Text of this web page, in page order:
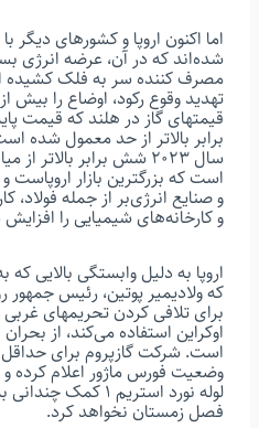
اما اکنون اروپا و کشورهای دیگر
شده‌اند که در آن، عرضه انرژی
مصرف کننده سر به فلک کشیده
تهدید وقوع رکود، اوضاع را
قیمتهای گاز در هلند که قیمت
برابر بالاتر از حد معمول شده
سال ۲۰۲۳ شش برابر
است که بزرگترین بازار
و صنایع انرژی‌بر از جمله
و کارخانه‌های شیمیایی را
اروپا به دلیل وابستگی بالایی
که ولادیمیر پوتین، رئیس جمهور
برای تلافی کردن تحریمهای
اوکراین استفاده می‌کند، از
است. شرکت گازپروم برای حداقل
وضعیت فورس ماژور اعلام کرده
لوله نورد استریم ۱
فصل زمستان نخواهد کرد.